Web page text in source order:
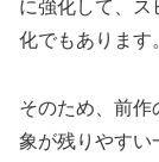
に強化して、ス
化でもあります
そのため、前作
象が残りやすい